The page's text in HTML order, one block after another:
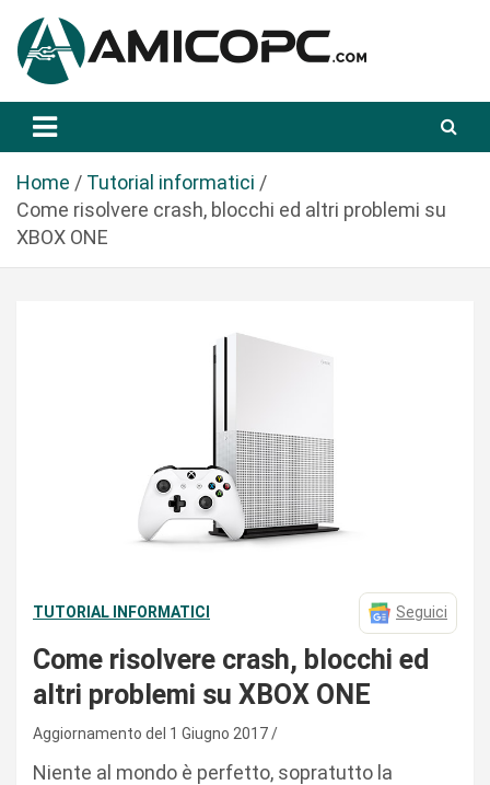
a
Amicopc.com
Home
Tutorial informatici
Come risolvere crash, blocchi ed altri problemi su
XBOX ONE
TUTORIAL INFORMATICI Seguici
Come risolvere crash, blocchi ed
altri problemi su XBOX ONE
Aggiornamento del 1 Giugno 2017
Niente al mondo è perfetto, sopratutto la